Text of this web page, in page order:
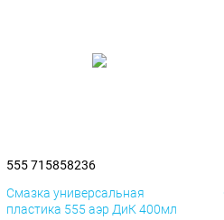
555 715858236
Смазка универсальная
пластика 555 аэр ДиК 400мл